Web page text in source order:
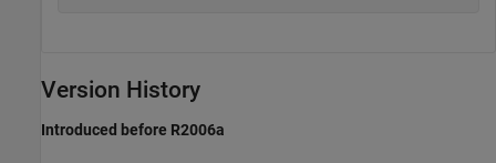
Version History
Introduced before R2006a